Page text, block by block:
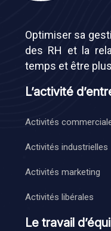
Optimiser sa
des RH et la
temps et être
L’activité
Activités
Activités industrielles
Activités marketing
Activités libérales
Le travail